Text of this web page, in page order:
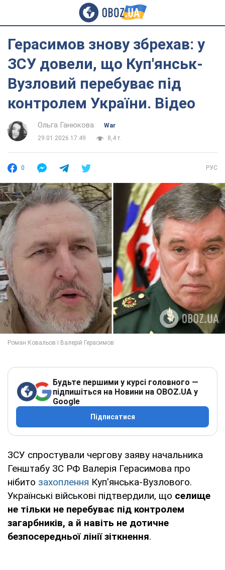
Герасимов знову збрехав: у
ЗСУ довели, що Куп'янськ-
Вузловий перебуває під
контролем України. Відео
Ольга Ганюкова
War
29.01.2026 17:49
8,4 т.
0 РУС
Будьте першими у курсі головного —
підпишіться на Новини на OBOZ.UA у
Google
Підписатися
ЗСУ спростували чергову заяву начальника
Генштабу ЗС РФ Валерія Герасимова про
нібито захоплення Куп'янська-Вузлового.
Українські військові підтвердили, що селище
не тільки не перебуває під контролем
загарбників, а й навіть не дотичне
безпосередньої лінії зіткнення.